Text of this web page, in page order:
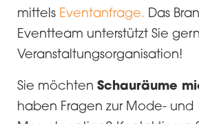
mittels Eventanfrage. Das
Eventteam unterstützt Sie
Veranstaltungsorganisation!
Sie möchten Schauräume
haben Fragen zur Mode- und